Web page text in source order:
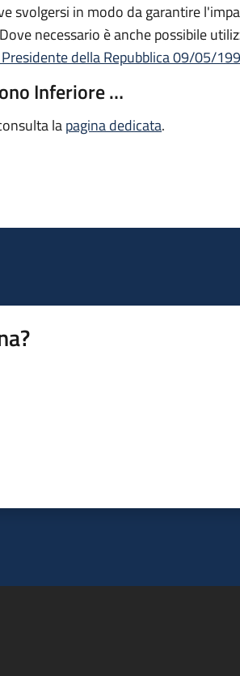
svolgersi in modo da garantire
necessario è anche possibile
della Repubblica 09/05/
Inferiore …
lapagina dedicata.